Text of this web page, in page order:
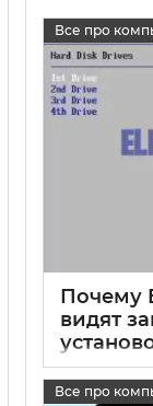
Все про
Почему
видят
17 05 2025
Все про